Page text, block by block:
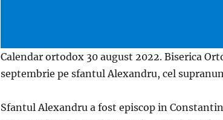
Calendar ortodox 30 august 2022. Biserica
septembrie pe sfantul Alexandru, cel
Sfantul Alexandru a fost episcop in